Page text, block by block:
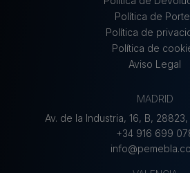
personales y a la libre
estos datos (en adelante,
PEMEBLA, S.L. le informa
personales que Vd. nos
relación negocial/
correcta gestión de la
la gestión administrativa,
comercial, (ii) atender sus
solicitudes, (iii) realizar
Política de
Política de
Política de
Aviso Legal
MADRID
Av. de la Industria, 16, B,
+34 916 699